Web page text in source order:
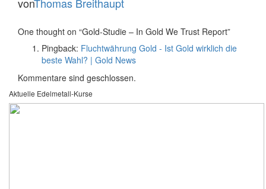
vonThomas Breithaupt
One thought on “Gold-Studie – In Gold We Trust Report”
Pingback: Fluchtwährung Gold - Ist Gold wirklich die
beste Wahl? | Gold News
Kommentare sind geschlossen.
Aktuelle Edelmetall-Kurse